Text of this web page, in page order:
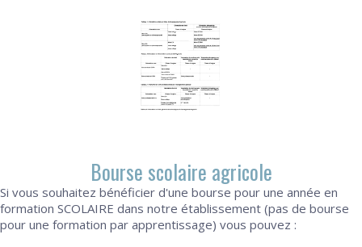
Bourse scolaire agricole
Si vous souhaitez bénéficier d'une bourse pour une année en
formation SCOLAIRE dans notre établissement (pas de bourse
pour une formation par apprentissage) vous pouvez :